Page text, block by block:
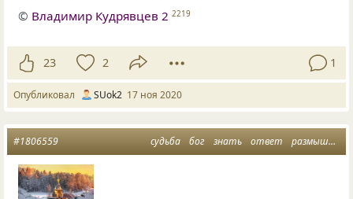
© Владимир Кудрявцев 2 2219
23 2 1
Опубликовал SUok2 17 ноя 2020
судьба бог знать ответ размышления вслух
#1806559